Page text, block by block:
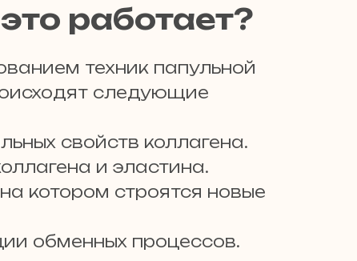
работает?
техник папульной
следующие
свойств коллагена.
и эластина.
котором строятся новые
обменных процессов.